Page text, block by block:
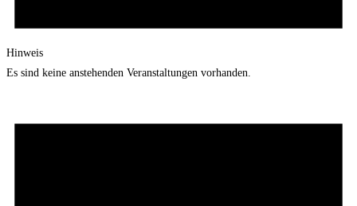
Hinweis
Es sind keine anstehenden Veranstaltungen vorhanden.